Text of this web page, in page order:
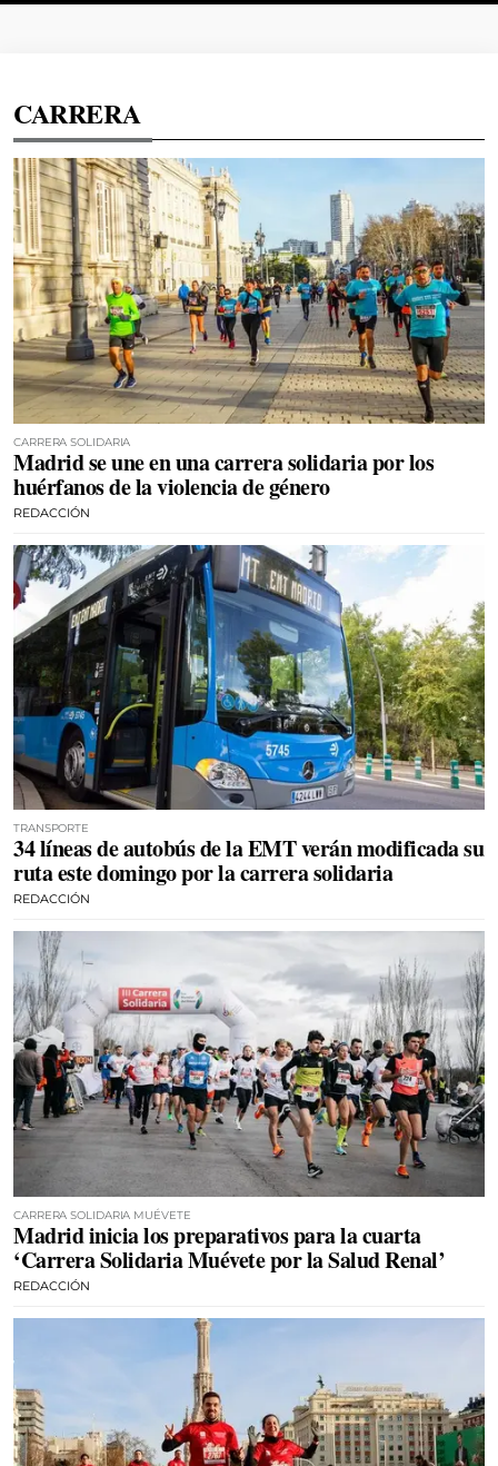
CARRERA
CARRERA SOLIDARIA
Madrid se une en una carrera solidaria por los
huérfanos de la violencia de género
REDACCIÓN
TRANSPORTE
34 líneas de autobús de la EMT verán modificada su
ruta este domingo por la carrera solidaria
REDACCIÓN
CARRERA SOLIDARIA MUÉVETE
Madrid inicia los preparativos para la cuarta
‘Carrera Solidaria Muévete por la Salud Renal’
REDACCIÓN